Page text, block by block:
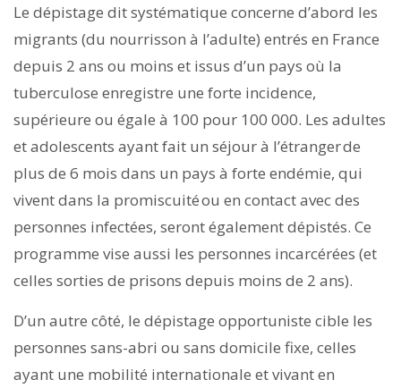
Le dépistage dit systématique concerne d’abord les
migrants (du nourrisson à l’adulte) entrés en France
depuis 2 ans ou moins et issus d’un pays où la
tuberculose enregistre une forte incidence,
supérieure ou égale à 100 pour 100 000. Les adultes
et adolescents ayant fait un séjour à l’étranger de
plus de 6 mois dans un pays à forte endémie, qui
vivent dans la promiscuité ou en contact avec des
personnes infectées, seront également dépistés. Ce
programme vise aussi les personnes incarcérées (et
celles sorties de prisons depuis moins de 2 ans).
D’un autre côté, le dépistage opportuniste cible les
personnes sans-abri ou sans domicile fixe, celles
ayant une mobilité internationale et vivant en